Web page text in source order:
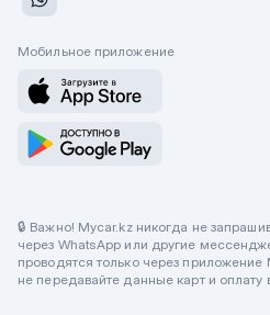
Мобильное приложение
🔒 Важно! Mycar.kz никогда не
через WhatsApp или другие
проводятся только через приложение
не передавайте данные карт и